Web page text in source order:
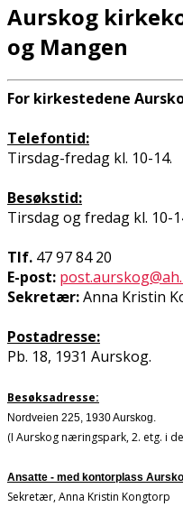
Aurskog
og Mangen
For kirkestedene
Telefontid:
Tirsdag-fredag kl. 10-14.
Besøkstid:
Tirsdag og fredag kl. 10-
Tlf. 47 97 84 20
E-post:
Sekretær:Anna Kristin
Postadresse:
Pb. 18, 1931 Aurskog.
Besøksadresse:
Nordveien 225, 1930 Aurskog.
(I Aurskog næringspark, 2. etg. i
Ansatte - med kontorplass
Sekretær, Anna Kristin Kongtorp